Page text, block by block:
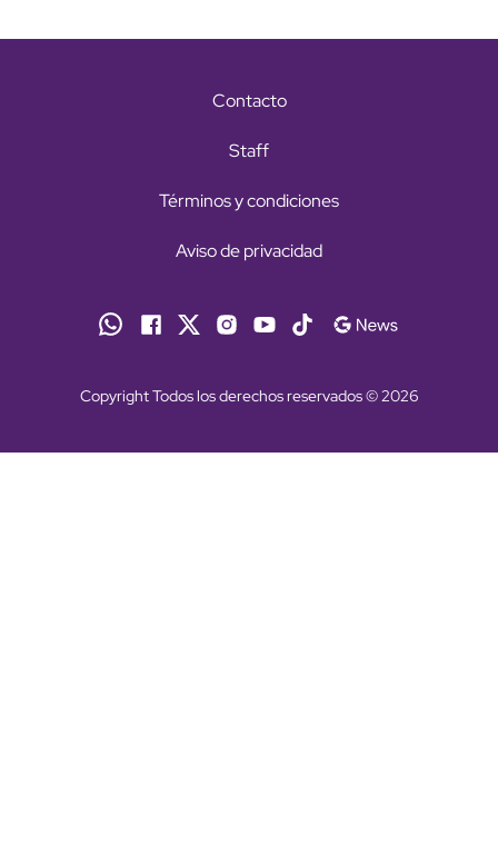
Contacto
Staff
Términos y condiciones
Aviso de privacidad
Copyright Todos los derechos reservados © 2026